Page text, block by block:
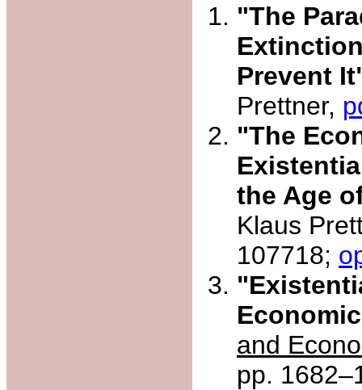
"The
Prevent
Prettner,
"The
the Age
Klaus
107718;
and
pp.